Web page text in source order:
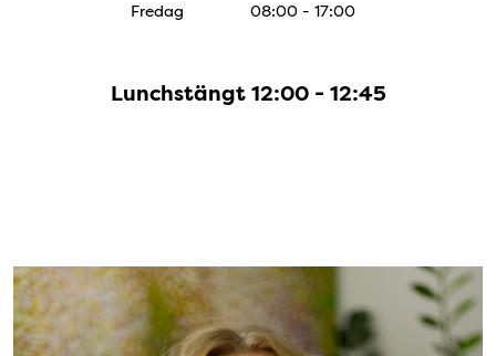
Fredag
08:00 - 17:00
Lunchstängt 12:00 - 12:45
våra medicinska sekreterare
Bild: Erika